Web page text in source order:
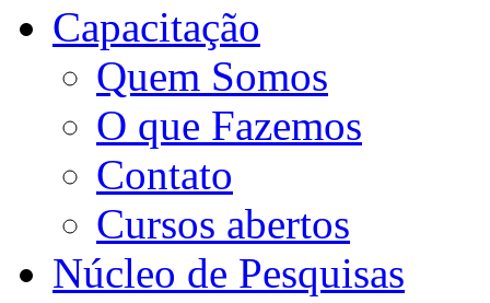
Capacitação
Quem Somos
O que Fazemos
Contato
Cursos abertos
Núcleo de Pesquisas